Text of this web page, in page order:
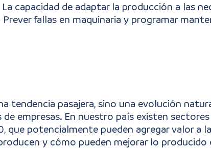
capacidad de adaptar la producción a las
fallas en maquinaria y programar
tendencia pasajera, sino una evolución
empresas. En nuestro país existen
que potencialmente pueden agregar valor a
y cómo pueden mejorar lo